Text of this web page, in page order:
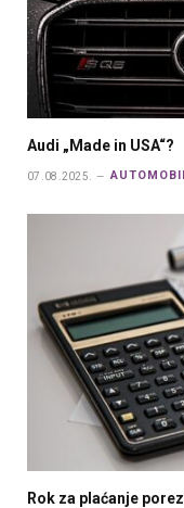
Audi „Made in USA“?
07.08.2025.
Rok za plaćanje